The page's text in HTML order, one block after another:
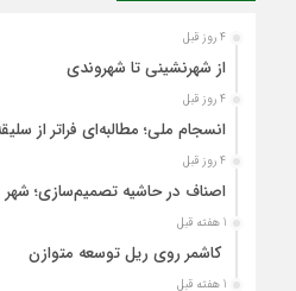
4 روز قبل
از شهرنشینی تا شهروندی
4 روز قبل
انسجام ملی؛ مطالبه‌ای فراتر از
4 روز قبل
اصناف در حاشیه تصمیم‌سازی؛ شهر
1 هفته قبل
کاشمر روی ریل توسعه متوازن
1 هفته قبل